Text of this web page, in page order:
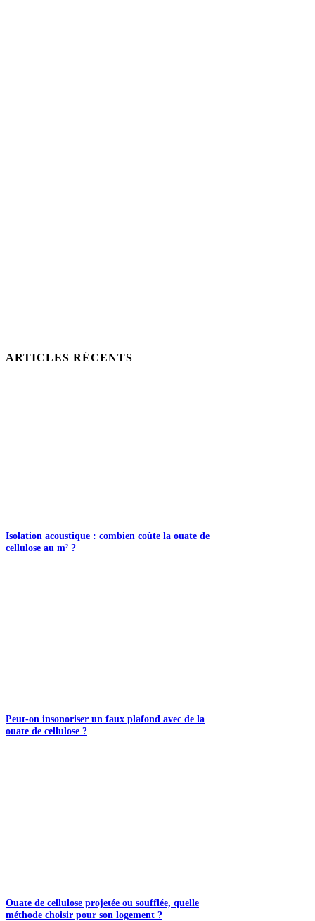
ARTICLES RÉCENTS
Isolation acoustique : combien coûte la ouate de
cellulose au m² ?
Peut-on insonoriser un faux plafond avec de la
ouate de cellulose ?
Ouate de cellulose projetée ou soufflée, quelle
méthode choisir pour son logement ?